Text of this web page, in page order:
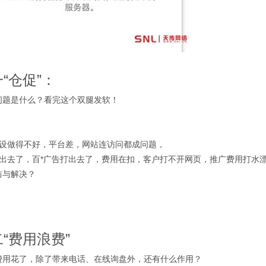
仓促”：
是什么？看完这个双腿发软！
做得不好，平台差，网站连访问都成问题，
去了，百*广告打出去了，费用在扣，客户打不开网页，推广费用打水
解决？
费用浪费”
花了，除了带来电话、在线询盘外，还有什么作用？